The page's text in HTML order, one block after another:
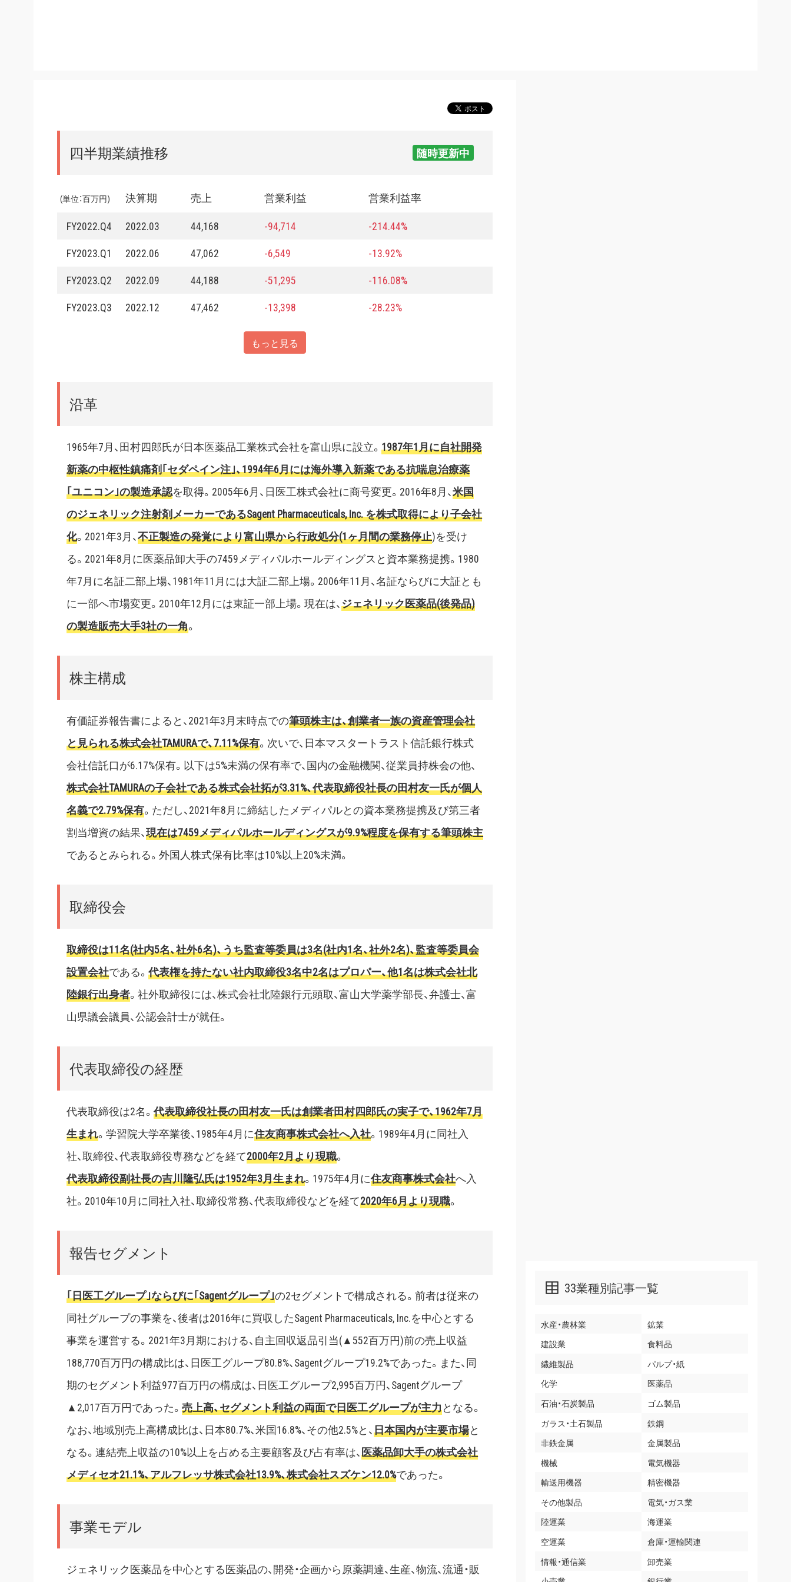
四半期業績推移 随時更新中
(単位：百万円) 決算期 売上 営業利益
営業利益率
FY2022.Q4
2022.03 44,168 -94,714
-214.44%
FY2023.Q1
2022.06 47,062 -6,549
-13.92%
FY2023.Q2
2022.09 44,188 -51,295
-116.08%
FY2023.Q3
2022.12 47,462 -13,398 -28.23%
もっと見る
沿革
1965年7月、田村四郎氏が日本医薬品工業株式会社を富山県に設立。 1987年1月に自社開発
新薬の中枢性鎮痛剤｢セダペイン注｣、1994年6月には海外導入新薬である抗喘息治療薬
｢ユニコン｣の製造承認を取得。2005年6月、日医工株式会社に商号変更。2016年8月、米国
のジェネリック注射剤メーカーであるSagent Pharmaceuticals, Inc. を株式取得により子会社
化。2021年3月、不正製造の発覚により富山県から行政処分(1ヶ月間の業務停止)を受け
る。2021年8月に医薬品卸大手の7459メディパルホールディングスと資本業務提携。1980
年7月に名証二部上場、1981年11月には大証二部上場。2006年11月、名証ならびに大証とも
に一部へ市場変更。2010年12月には東証一部上場。現在は、ジェネリック医薬品(後発品)
の製造販売大手3社の一角。
株主構成
有価証券報告書によると、2021年3月末時点での筆頭株主は、創業者一族の資産管理会社
と見られる株式会社TAMURAで、7.11%保有。次いで、日本マスタートラスト信託銀行株式
会社信託口が6.17%保有。以下は5%未満の保有率で、国内の金融機関、従業員持株会の他、
株式会社TAMURAの子会社である株式会社拓が3.31%、代表取締役社長の田村友一氏が個人
名義で2.79%保有。ただし、2021年8月に締結したメディパルとの資本業務提携及び第三者
割当増資の結果、現在は7459メディパルホールディングスが9.9%程度を保有する筆頭株主
であるとみられる。外国人株式保有比率は10%以上20%未満。
取締役会
取締役は11名(社内5名、社外6名)、うち監査等委員は3名(社内1名、社外2名)、監査等委員会
設置会社である。 代表権を持たない社内取締役3名中2名はプロパー、他1名は株式会社北
陸銀行出身者。社外取締役には、株式会社北陸銀行元頭取、富山大学薬学部長、弁護士、富
山県議会議員、公認会計士が就任。
代表取締役の経歴
代表取締役は2名。 代表取締役社長の田村友一氏は創業者田村四郎氏の実子で、1962年7月
生まれ。学習院大学卒業後、1985年4月に住友商事株式会社へ入社。1989年4月に同社入
社、取締役、代表取締役専務などを経て2000年2月より現職。
代表取締役副社長の吉川隆弘氏は1952年3月生まれ。1975年4月に住友商事株式会社へ入
社。2010年10月に同社入社、取締役常務、代表取締役などを経て2020年6月より現職。
報告セグメント
｢日医工グループ｣ならびに｢Sagentグループ｣の2セグメントで構成される。前者は従来の
同社グループの事業を、後者は2016年に買収したSagent Pharmaceuticals, Inc.を中心とする
事業を運営する。2021年3月期における、自主回収返品引当(▲552百万円)前の売上収益
188,770百万円の構成比は、日医工グループ80.8%、Sagentグループ19.2%であった。また、同
期のセグメント利益977百万円の構成は、日医工グループ2,995百万円、Sagentグループ
▲2,017百万円であった。 売上高、セグメント利益の両面で日医工グループが主力となる。
なお、地域別売上高構成比は、日本80.7%、米国16.8%、その他2.5%と、日本国内が主要市場と
なる。連結売上収益の10%以上を占める主要顧客及び占有率は、医薬品卸大手の株式会社
メディセオ21.1%、アルフレッサ株式会社13.9%、株式会社スズケン12.0%であった。
事業モデル
ジェネリック医薬品を中心とする医薬品の、開発・企画から原薬調達、生産、物流、流通・販
33業種別記事一覧
水産・農林業
鉱業
建設業
食料品
繊維製品
パルプ・紙
化学
医薬品
石油・石炭製品
ゴム製品
ガラス・土石製品
鉄鋼
非鉄金属
金属製品
機械
電気機器
輸送用機器
精密機器
その他製品
電気・ガス業
陸運業
海運業
空運業
倉庫・運輸関連
情報・通信業
卸売業